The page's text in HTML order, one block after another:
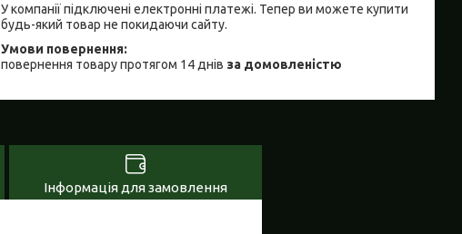
У компанії підключені електронні платежі. Тепер ви можете купити
будь-який товар не покидаючи сайту.
повернення товару протягом 14 днів за домовленістю
Інформація для замовлення